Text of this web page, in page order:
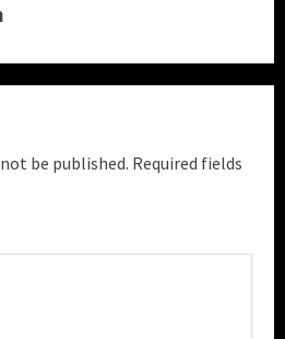
be published. Required fields